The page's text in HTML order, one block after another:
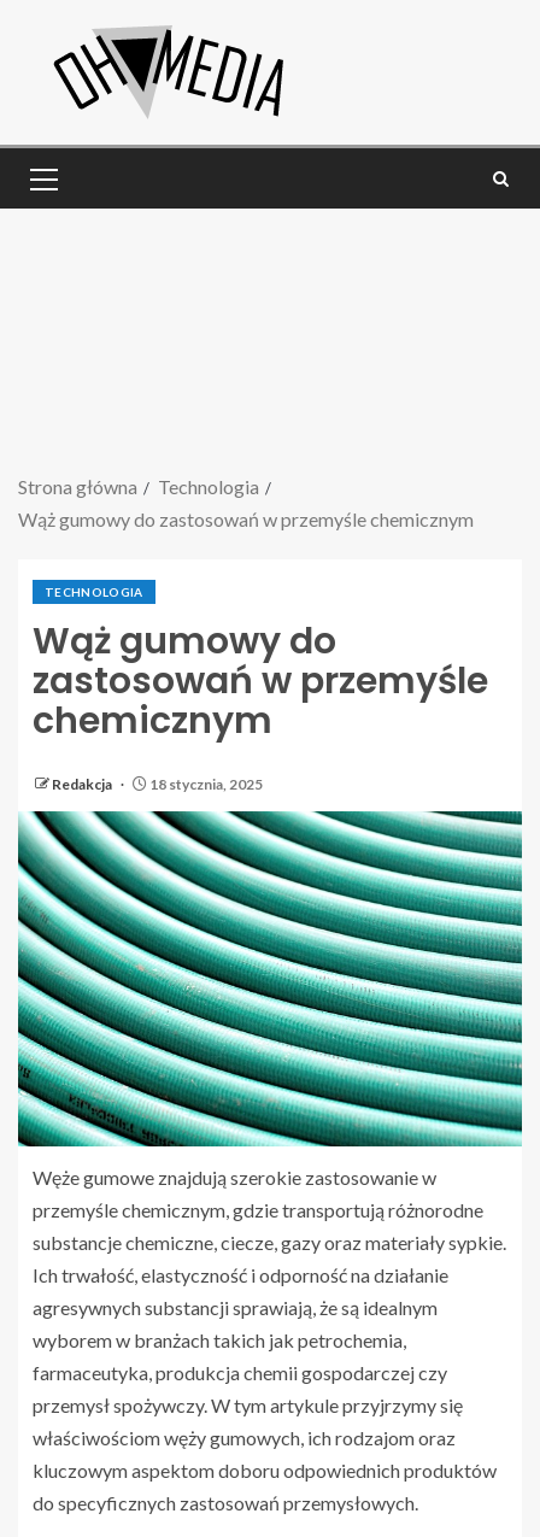
Strona główna
Technologia
Wąż gumowy do zastosowań w przemyśle chemicznym
TECHNOLOGIA
Wąż gumowy do
zastosowań w przemyśle
chemicznym
Redakcja 18 stycznia, 2025
Węże gumowe znajdują szerokie zastosowanie w
przemyśle chemicznym, gdzie transportują różnorodne
substancje chemiczne, ciecze, gazy oraz materiały sypkie.
Ich trwałość, elastyczność i odporność na działanie
agresywnych substancji sprawiają, że są idealnym
wyborem w branżach takich jak petrochemia,
farmaceutyka, produkcja chemii gospodarczej czy
przemysł spożywczy. W tym artykule przyjrzymy się
właściwościom węży gumowych, ich rodzajom oraz
kluczowym aspektom doboru odpowiednich produktów
do specyficznych zastosowań przemysłowych.